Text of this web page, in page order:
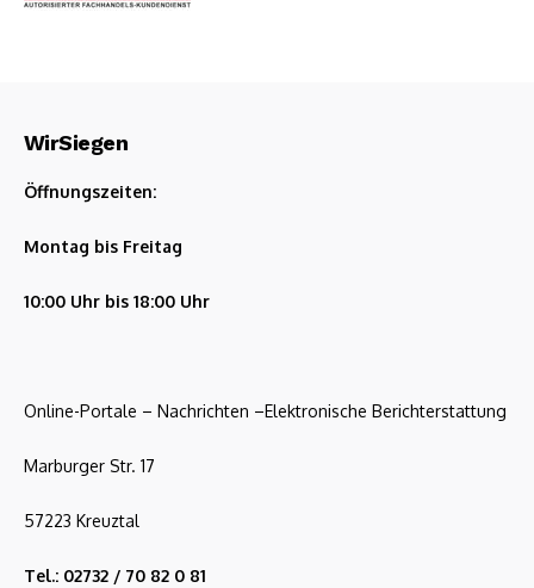
WirSiegen
Öffnungszeiten:
Montag bis Freitag
10:00 Uhr bis 18:00 Uhr
Online-Portale – Nachrichten –Elektronische Berichterstattung
Marburger Str. 17
57223 Kreuztal
Tel.: 02732 / 70 82 0 81